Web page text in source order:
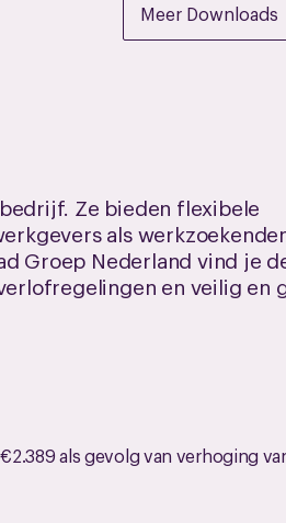
Meer Downloads
Ze bieden flexibele
als
Groep Nederland vind je
en veilig en
als gevolg van verhoging